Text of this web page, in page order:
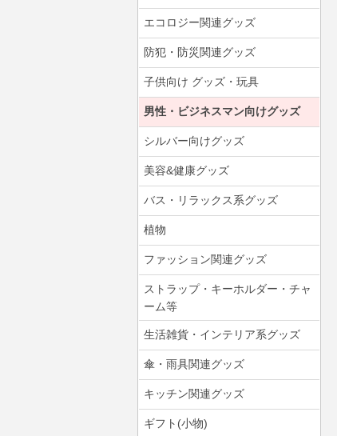
エコロジー関連グッズ
防犯・防災関連グッズ
子供向け グッズ・玩具
男性・ビジネスマン向けグッズ
シルバー向けグッズ
美容&健康グッズ
バス・リラックス系グッズ
植物
ファッション関連グッズ
ストラップ・キーホルダー・チャ
ーム等
生活雑貨・インテリア系グッズ
傘・雨具関連グッズ
キッチン関連グッズ
ギフト(小物)